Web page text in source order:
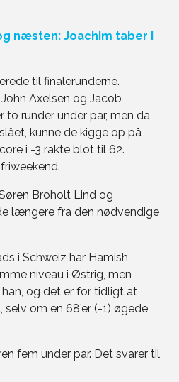
næsten: Joachim taber i
til finalerunderne.
Axelsen og Jacob
runder under par, men da
kunne de kigge op på
i -3 rakte blot til 62.
Broholt Lind og
længere fra den nødvendige
i Schweiz har Hamish
niveau i Østrig, men
og det er for tidligt at
om en 68’er (-1) øgede
fem under par. Det svarer til